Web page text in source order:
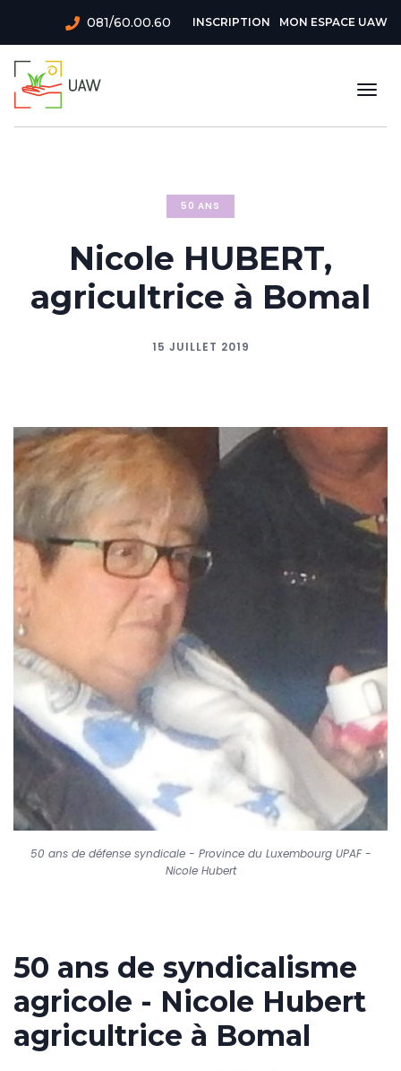
contenu
principal
081/60.00.60
Menu
du
de
INSCRIPTION MON ESPACE UAW
50 ANS
Nicole HUBERT,
agricultrice à Bomal
15 JUILLET 2019
50 ans de défense syndicale - Province du Luxembourg UPAF -
Nicole Hubert
50 ans de syndicalisme
agricole - Nicole Hubert
agricultrice à Bomal